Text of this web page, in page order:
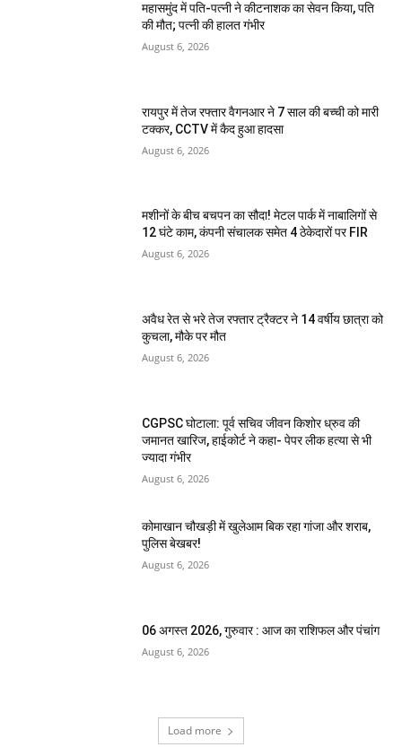
महासमुंद में पति-पत्नी ने कीटनाशक का सेवन किया, पति
की मौत; पत्नी की हालत गंभीर
August 6, 2026
रायपुर में तेज रफ्तार वैगनआर ने 7 साल की बच्ची को मारी
टक्कर, CCTV में कैद हुआ हादसा
August 6, 2026
मशीनों के बीच बचपन का सौदा! मेटल पार्क में नाबालिगों से
12 घंटे काम, कंपनी संचालक समेत 4 ठेकेदारों पर FIR
August 6, 2026
अवैध रेत से भरे तेज रफ्तार ट्रैक्टर ने 14 वर्षीय छात्रा को
कुचला, मौके पर मौत
August 6, 2026
CGPSC घोटाला: पूर्व सचिव जीवन किशोर ध्रुव की
जमानत खारिज, हाईकोर्ट ने कहा- पेपर लीक हत्या से भी
ज्यादा गंभीर
August 6, 2026
कोमाखान चौखड़ी में खुलेआम बिक रहा गांजा और शराब,
पुलिस बेखबर!
August 6, 2026
06 अगस्त 2026, गुरुवार : आज का राशिफल और पंचांग
August 6, 2026
Load more